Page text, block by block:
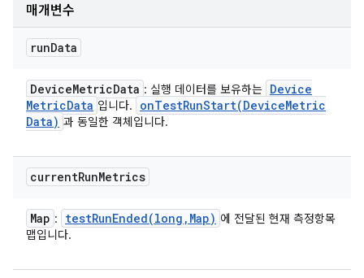
매개변수
runData
DeviceMetricData : 실행 데이터를 보유하는 Device
MetricData 입니다. onTestRunStart(DeviceMetric
Data) 과 동일한 객체입니다.
currentRunMetrics
Map : testRunEnded(long , Map) 에 전달된 현재 측정항목
맵입니다.